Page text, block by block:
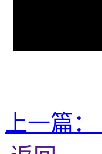
上一篇：